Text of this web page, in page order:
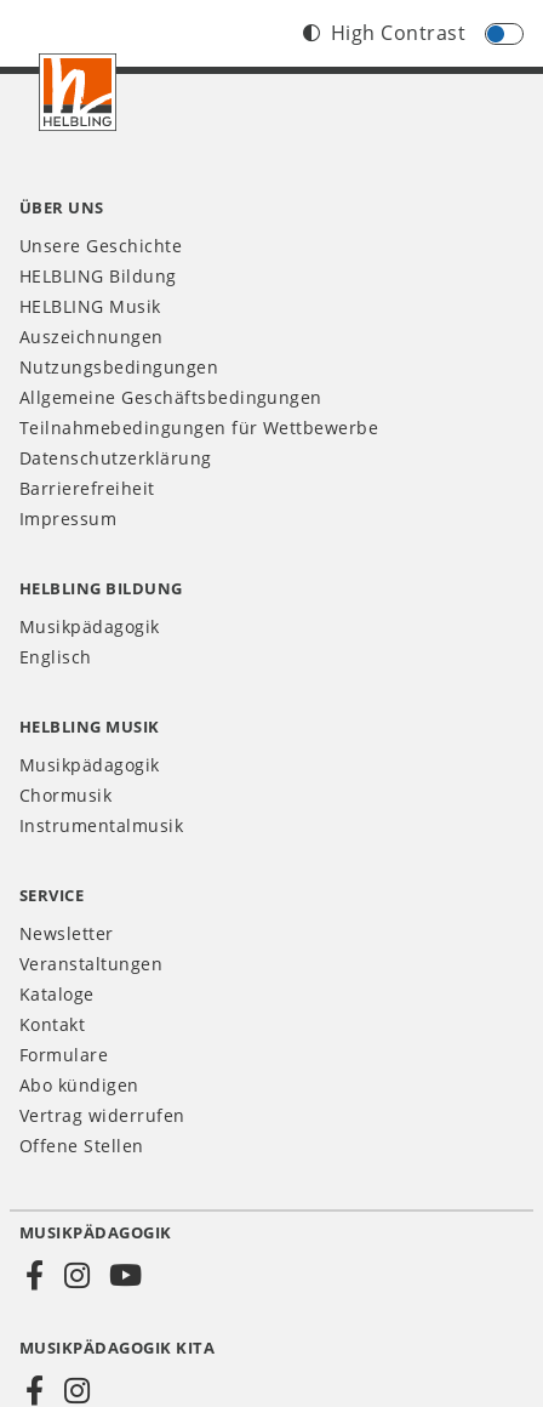
Footer
DE
High Contrast
ÜBER UNS
Unsere Geschichte
HELBLING Bildung
HELBLING Musik
Auszeichnungen
Nutzungsbedingungen
Allgemeine Geschäftsbedingungen
Teilnahmebedingungen für Wettbewerbe
Datenschutzerklärung
Barrierefreiheit
Impressum
HELBLING BILDUNG
Musikpädagogik
Englisch
HELBLING MUSIK
Musikpädagogik
Chormusik
Instrumentalmusik
SERVICE
Newsletter
Veranstaltungen
Kataloge
Kontakt
Formulare
Abo kündigen
Vertrag widerrufen
Offene Stellen
Social
Media
DE
MUSIKPÄDAGOGIK
MUSIKPÄDAGOGIK KITA